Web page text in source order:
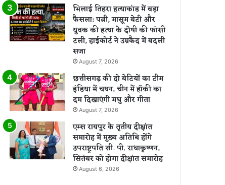
भिलाई तिहरा हत्याकांड में बड़ा
फैसला: पत्नी, मासूम बेटी और
युवक की हत्या के दोषी की फांसी
टली, हाईकोर्ट ने उम्रकैद में बदली
सजा
August 7, 2026
छत्तीसगढ़ की दो बेटियों का टीम
इंडिया में चयन, चीन में हॉकी का
दम दिखाएंगी मधु और गीता
August 7, 2026
एम्स रायपुर के तृतीय दीक्षांत
समारोह में मुख्य अतिथि होंगे
उपराष्ट्रपति सी. पी. राधाकृष्णन,
सितंबर को होगा दीक्षांत समारोह
August 6, 2026